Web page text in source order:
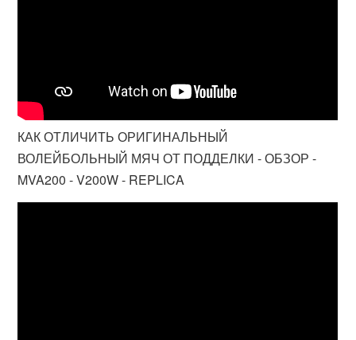
КАК ОТЛИЧИТЬ ОРИГИНАЛЬНЫЙ
ВОЛЕЙБОЛЬНЫЙ МЯЧ ОТ ПОДДЕЛКИ - ОБЗОР -
MVA200 - V200W - REPLICA